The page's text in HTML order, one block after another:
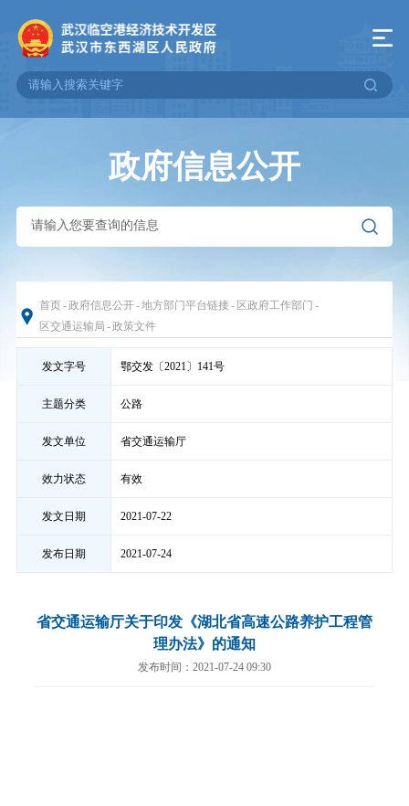
政府信息公开
首页-政府信息公开-地方部门平台链接- 区政府工作部门 -
区交通运输局 -政策文件
发文字号 鄂交发〔2021〕141号
主题分类 公路
发文单位 省交通运输厅
效力状态 有效
发文日期 2021-07-22
发布日期 2021-07-24
省交通运输厅关于印发《湖北省高速公路养护工程管
理办法》的通知
发布时间：2021-07-24 09:30